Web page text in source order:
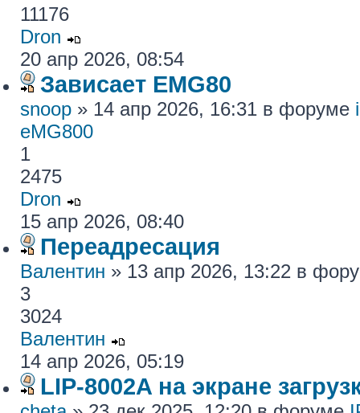
11176
Dron
20 апр 2026, 08:54
Зависает EMG80
snoop » 14 апр 2026, 16:31 в форуме
eMG800
1
2475
Dron
15 апр 2026, 08:40
Переадресация
Валентин » 13 апр 2026, 13:22 в
3
3024
Валентин
14 апр 2026, 05:19
LIP-8002A на экране